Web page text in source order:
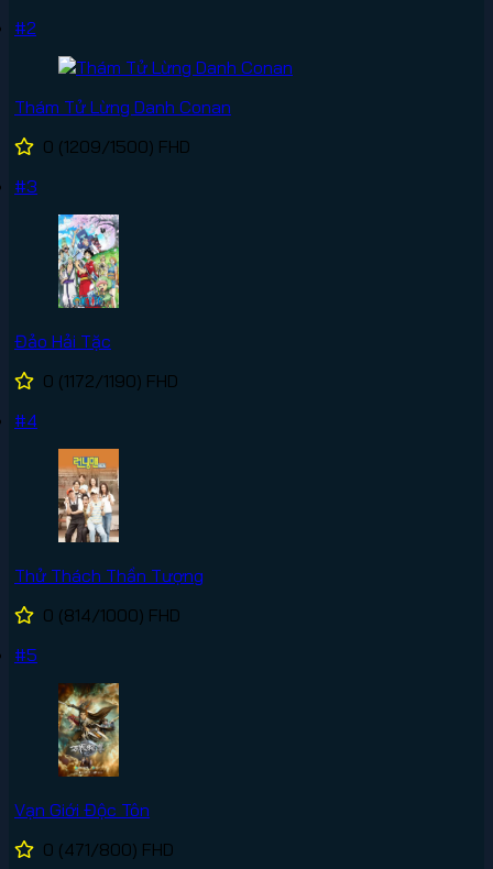
#2
Thám Tử Lừng Danh Conan
0 (1209/1500) FHD
#3
Đảo Hải Tặc
0 (1172/1190) FHD
#4
Thử Thách Thần Tượng
0 (814/1000) FHD
#5
Vạn Giới Độc Tôn
0 (471/800) FHD